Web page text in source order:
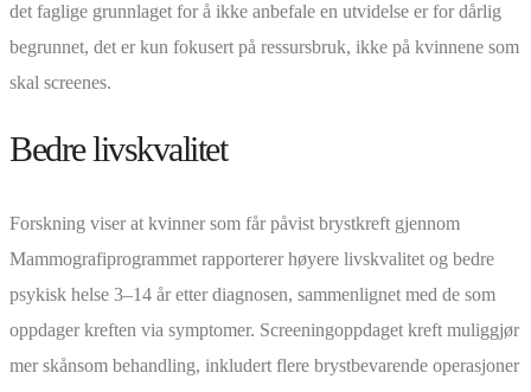
det faglige grunnlaget for å ikke anbefale en utvidelse er for dårlig
begrunnet, det er kun fokusert på ressursbruk, ikke på kvinnene som
skal screenes.
Bedre livskvalitet
Forskning viser at kvinner som får påvist brystkreft gjennom
Mammografiprogrammet rapporterer høyere livskvalitet og bedre
psykisk helse 3–14 år etter diagnosen, sammenlignet med de som
oppdager kreften via symptomer. Screeningoppdaget kreft muliggjør
mer skånsom behandling, inkludert flere brystbevarende operasjoner